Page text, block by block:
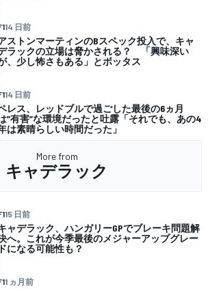
14 日前
ストンマーティンのBスペック投入で、キャ
ラックの立場は脅かされる？ 「興味深い
、少し怖さもある」とボッタス
14 日前
レス、レッドブルで過ごした最後の6ヵ月
”有害”な環境だったと吐露「それでも、あの4
は素晴らしい時間だった」
More from
キャデラック
15 日前
ャデラック、ハンガリーGPでブレーキ問題解
へ。これが今季最後のメジャーアップグレー
ドになる可能性も？
1 ヵ月前